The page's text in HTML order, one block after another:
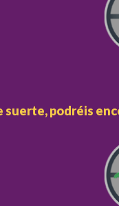
suerte, podréis